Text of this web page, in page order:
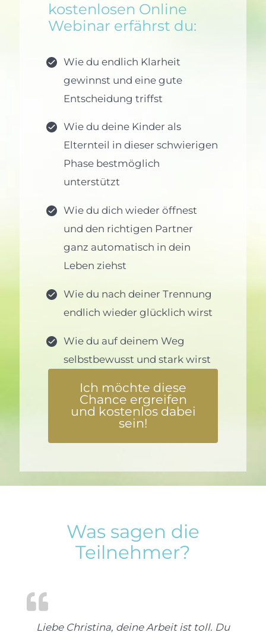
kostenlosen Online
Webinar erfährst du:
Wie du endlich Klarheit
gewinnst und eine gute
Entscheidung triffst
Wie du deine Kinder als
Elternteil in dieser schwierigen
Phase bestmöglich
unterstützt
Wie du dich wieder öffnest
und den richtigen Partner
ganz automatisch in dein
Leben ziehst
Wie du nach deiner Trennung
endlich wieder glücklich wirst
Wie du auf deinem Weg
selbstbewusst und stark wirst
Ich möchte diese
Chance ergreifen
und kostenlos dabei
sein!
Was sagen die
Teilnehmer?
Liebe Christina, deine Arbeit ist toll. Du